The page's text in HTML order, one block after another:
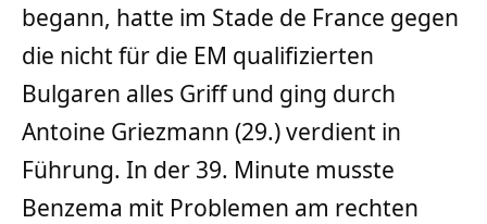
begann, hatte im Stade de France gegen
die nicht für die EM qualifizierten
Bulgaren alles Griff und ging durch
Antoine Griezmann (29.) verdient in
Führung. In der 39. Minute musste
Benzema mit Problemen am rechten